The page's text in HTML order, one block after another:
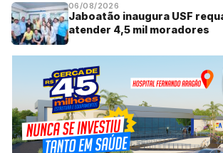
06/08/2026
Jaboatão inaugura USF
atender 4,5 mil moradores